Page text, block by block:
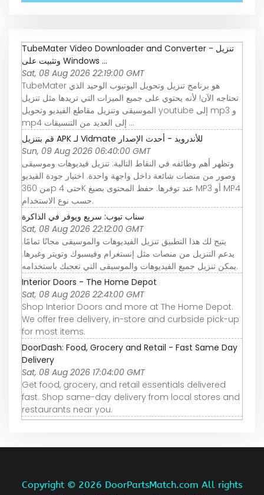
TubeMater Video Downloader and Converter - تنزيل
وتثبيت على Windows ...
Sat, 08 Aug 2026 22:19:00 GMT
TubeMater هو برنامج تنزيل وتحويل اليوتيوب الوحيد الذي
تحتاجه الآن! لأنه يحتوي على جميع الميزات التي تريدها مثل تنزيل
الموسيقى وتنزيل مقاطع الفيديو وتحويل youtube إلى mp3 و
mp4 إلى العديد من التنسيقات ...
قم بتنزيل APK لـ Vidmate للأندرويد - أحدث الإصدار
Sun, 09 Aug 2026 06:40:00 GMT
وتظهر أهم وظائفه في النقاط التالية: تنزيل فيديوهات وموسيقى
وصور من منصات شائعة داخل واجهة واحدة. اختيار جودة الفيديو
من 360p حتى 4K عند توفرها. حفظ المحتوى بصيغ MP3 أو MP4
حسب نوع الاستخدام.
سناب تيوب: سريع ويوفر في الذاكرة
Sat, 08 Aug 2026 22:12:00 GMT
يتيح لك هذا التطبيق تنزيل الفيديوهات والموسيقى مجانًا تمامًا.
يدعم التنزيل من منصات مثل إنستغرام وفيسبوك وتويتر وغيرها.
يمكن تنزيل جميع الفيديوهات والموسيقى التي تعجبك باستخدامه.
Interior Doors - The Home Depot
Sat, 08 Aug 2026 22:41:00 GMT
Shop Interior Doors and more at The Home Depot.
We offer free delivery, in-store and curbside pick-up
for most items.
DoorDash: Food, Grocery and Retail - Fast Same Day
Delivery
Sat, 08 Aug 2026 17:04:00 GMT
Get food, grocery, and retail essentials delivered
fast. Shop same-day delivery from local stores and
restaurants near you.
Copyright © 2026 DoorPartsMatch.com All rights